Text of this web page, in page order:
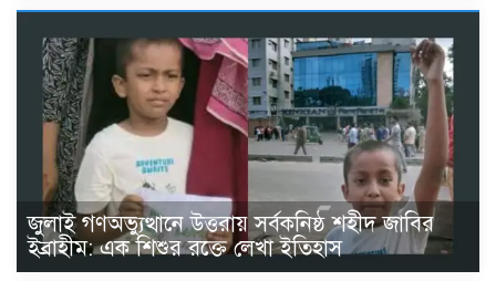
জুলাই গণঅভ্যুত্থানে উত্তরায় সর্বকনিষ্ঠ শহীদ জাবির
ইব্রাহীম: এক শিশুর রক্তে লেখা ইতিহাস